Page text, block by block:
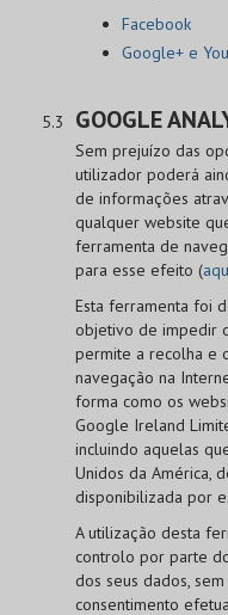
Facebook
Google+ e
GOOGLE
Sem prejuízo das
utilizador poderá
de informações
qualquer website
ferramenta de
para esse efeito (
Esta ferramenta foi
objetivo de impedir
permite a recolha e
navegação na
forma como os
Google Ireland
incluindo aquelas
Unidos da América,
disponibilizada por
A utilização desta
controlo por parte
dos seus dados,
consentimento